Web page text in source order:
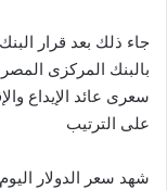
جاء ذلك بعد قرار
بالبنك المركزى
على الترتيب